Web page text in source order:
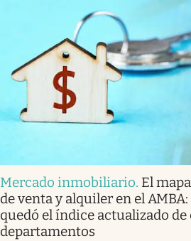
Mercado inmobiliario. El
de venta y alquiler en el
quedó el índice actualizado de
departamentos